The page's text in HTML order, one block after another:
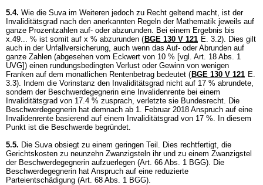
5.4. Wie die Suva im Weiteren jedoch zu Recht geltend macht, ist der
Invaliditätsgrad nach den anerkannten Regeln der Mathematik jeweils auf
ganze Prozentzahlen auf- oder abzurunden. Bei einem Ergebnis bis
x.49... % ist somit auf x % abzurunden ( BGE 130 V 121 E. 3.2). Dies gilt
auch in der Unfallversicherung, auch wenn das Auf- oder Abrunden auf
ganze Zahlen (abgesehen vom Eckwert von 10 % [vgl. Art. 18 Abs. 1
UVG]) einen rundungsbedingten Verlust oder Gewinn von wenigen
Franken auf dem monatlichen Rentenbetrag bedeutet ( BGE 130 V 121 E.
3.3). Indem die Vorinstanz den Invaliditätsgrad nicht auf 17 % abrundete,
sondern der Beschwerdegegnerin eine Invalidenrente bei einem
Invaliditätsgrad von 17.4 % zusprach, verletzte sie Bundesrecht. Die
Beschwerdegegnerin hat demnach ab 1. Februar 2018 Anspruch auf eine
Invalidenrente basierend auf einem Invaliditätsgrad von 17 %. In diesem
Punkt ist die Beschwerde begründet.
5.5. Die Suva obsiegt zu einem geringen Teil. Dies rechtfertigt, die
Gerichtskosten zu neunzehn Zwanzigsteln ihr und zu einem Zwanzigstel
der Beschwerdegegnerin aufzuerlegen (Art. 66 Abs. 1 BGG). Die
Beschwerdegegnerin hat Anspruch auf eine reduzierte
Parteientschädigung (Art. 68 Abs. 1 BGG).